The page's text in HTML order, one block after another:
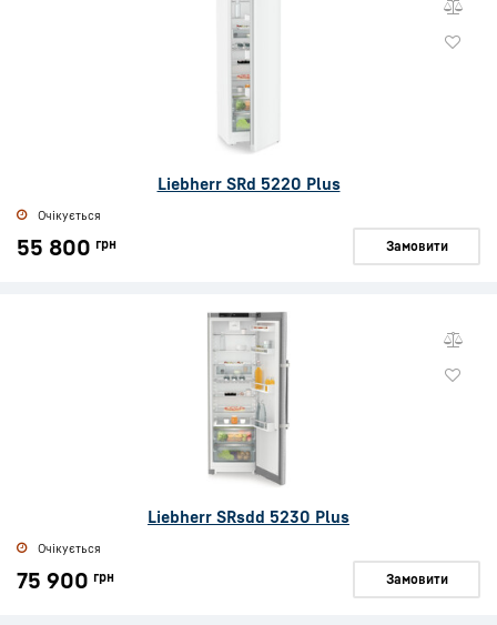
Liebherr SRd 5220 Plus
Очікується
55 800 грн Замовити
Liebherr SRsdd 5230 Plus
Очікується
75 900 грн Замовити